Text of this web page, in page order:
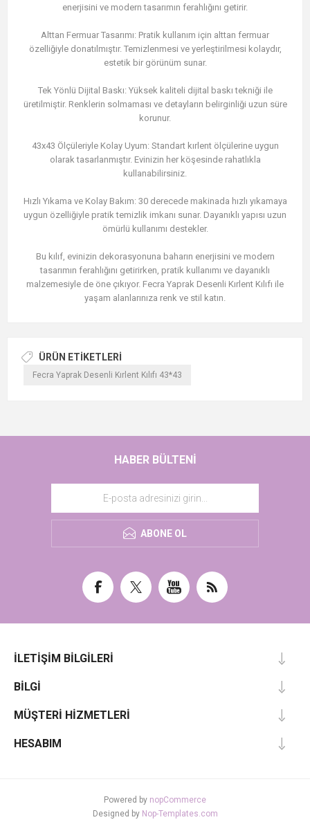
enerjisini ve modern tasarımın ferahlığını getirir.
Alttan Fermuar Tasarımı: Pratik kullanım için alttan fermuar
özelliğiyle donatılmıştır. Temizlenmesi ve yerleştirilmesi kolaydır,
estetik bir görünüm sunar.
Tek Yönlü Dijital Baskı: Yüksek kaliteli dijital baskı tekniği ile
üretilmiştir. Renklerin solmaması ve detayların belirginliği uzun süre
korunur.
43x43 Ölçüleriyle Kolay Uyum: Standart kırlent ölçülerine uygun
olarak tasarlanmıştır. Evinizin her köşesinde rahatlıkla
kullanabilirsiniz.
Hızlı Yıkama ve Kolay Bakım: 30 derecede makinada hızlı yıkamaya
uygun özelliğiyle pratik temizlik imkanı sunar. Dayanıklı yapısı uzun
ömürlü kullanımı destekler.
Bu kılıf, evinizin dekorasyonuna baharın enerjisini ve modern
tasarımın ferahlığını getirirken, pratik kullanımı ve dayanıklı
malzemesiyle de öne çıkıyor. Fecra Yaprak Desenli Kırlent Kılıfı ile
yaşam alanlarınıza renk ve stil katın.
ÜRÜN ETIKETLERI
Fecra Yaprak Desenli Kırlent Kılıfı 43*43
HABER BÜLTENI
ABONE OL
İLETIŞIM BILGILERI
BILGI
MÜŞTERI HIZMETLERI
HESABIM
Powered by nopCommerce
Designed by Nop-Templates.com